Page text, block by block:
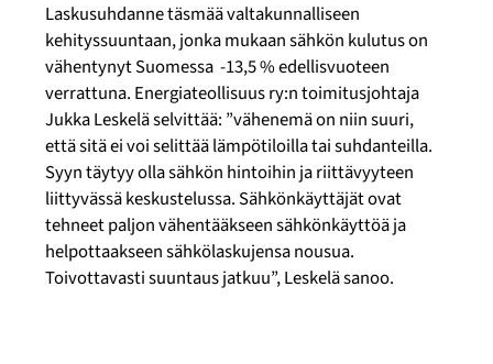
Laskusuhdanne täsmää valtakunnalliseen
kehityssuuntaan, jonka mukaan sähkön kulutus on
vähentynyt Suomessa -13,5 % edellisvuoteen
verrattuna. Energiateollisuus ry:n toimitusjohtaja
Jukka Leskelä selvittää: ”vähenemä on niin suuri,
että sitä ei voi selittää lämpötiloilla tai suhdanteilla.
Syyn täytyy olla sähkön hintoihin ja riittävyyteen
liittyvässä keskustelussa. Sähkönkäyttäjät ovat
tehneet paljon vähentääkseen sähkönkäyttöä ja
helpottaakseen sähkölaskujensa nousua.
Toivottavasti suuntaus jatkuu”, Leskelä sanoo.